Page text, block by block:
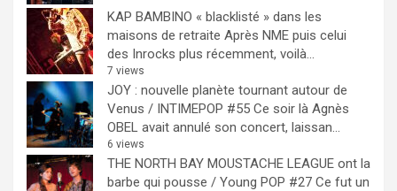
KAP BAMBINO « blacklisté » dans les
maisons de retraite Après NME puis celui
des Inrocks plus récemment, voilà...
7 views
JOY : nouvelle planète tournant autour de
Venus / INTIMEPOP #55 Ce soir là Agnès
OBEL avait annulé son concert, laissan...
6 views
THE NORTH BAY MOUSTACHE LEAGUE ont la
barbe qui pousse / Young POP #27 Ce fut un